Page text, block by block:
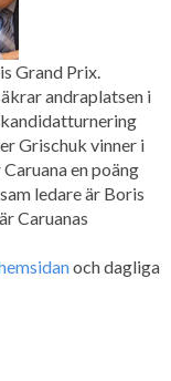
Grand Prix.
andraplatsen i
kandidatturnering
Grischuk vinner i
en poäng
ledare är Boris
Caruanas
och dagliga